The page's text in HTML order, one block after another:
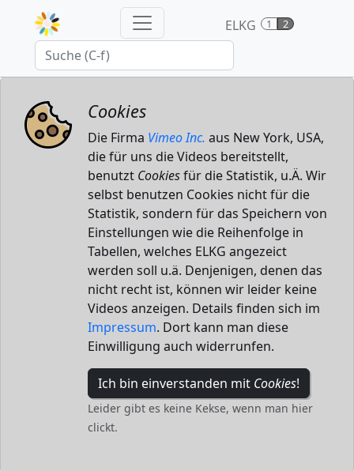
ELKG 1 2
Cookies
Die Firma Vimeo Inc. aus New York, USA,
die für uns die Videos bereitstellt,
benutzt Cookiesfür die Statistik, u.Ä. Wir
selbst benutzen Cookies nicht für die
Statistik, sondern für das Speichern von
Einstellungen wie die Reihenfolge in
Tabellen, welches ELKG angezeict
werden soll u.ä. Denjenigen, denen das
nicht recht ist, können wir leider keine
Videos anzeigen. Details finden sich im
Impressum. Dort kann man diese
Einwilligung auch widerrunfen.
Ich bin einverstanden mit Cookies!
Leider gibt es keine Kekse, wenn man hier
clickt.